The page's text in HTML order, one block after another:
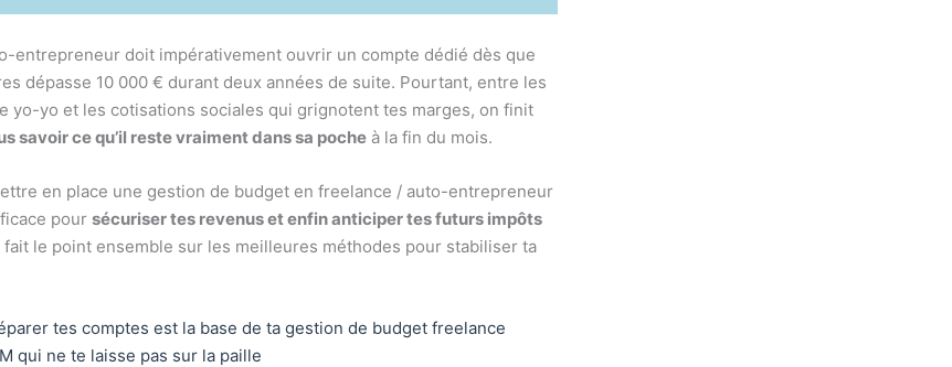
entrepreneur doit impérativement ouvrir un compte dédié dès que
dépasse 10 000 € durant deux années de suite. Pourtant, entre les
yo-yo et les cotisations sociales qui grignotent tes marges, on finit
savoir ce qu’il reste vraiment dans sa poche à la fin du mois.
en place une gestion de budget en freelance / auto-entrepreneur
pour sécuriser tes revenus et enfin anticiper tes futurs impôts
fait le point ensemble sur les meilleures méthodes pour stabiliser ta
tes comptes est la base de ta gestion de budget freelance
qui ne te laisse pas sur la paille